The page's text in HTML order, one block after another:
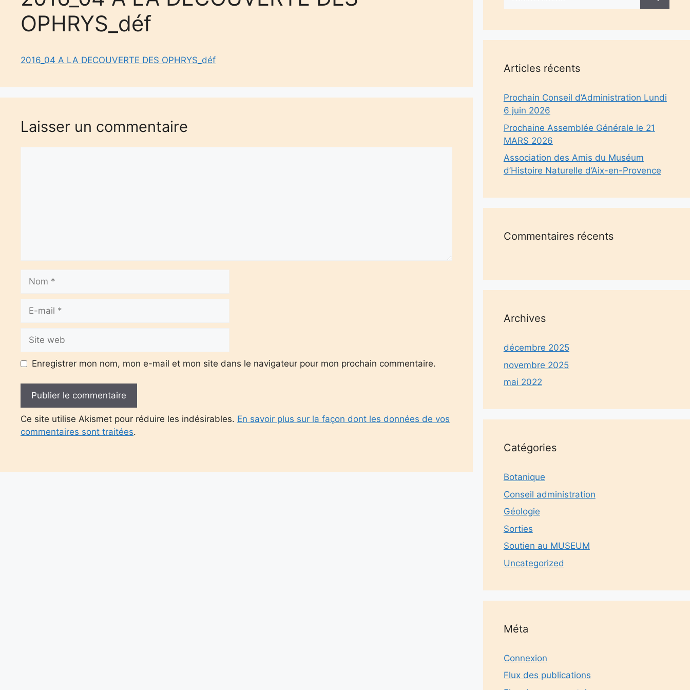
OPHRYS_déf
2016_04 A LA DECOUVERTE DES OPHRYS_déf
Laisser un commentaire
Nom
Site
web
Enregistrer mon nom, mon e-mail et mon site dans le navigateur pour mon prochain commentaire.
Ce site utilise Akismet pour réduire les indésirables. En savoir plus sur la façon dont les données de vos
commentaires sont traitées.
Articles récents
Prochain Conseil d’Administration Lundi
6 juin 2026
Prochaine Assemblée Générale le 21
MARS 2026
Association des Amis du Muséum
d’Histoire Naturelle d’Aix-en-Provence
Commentaires récents
Archives
décembre 2025
novembre 2025
mai 2022
Catégories
Botanique
Conseil administration
Géologie
Sorties
Soutien au MUSEUM
Uncategorized
Méta
Connexion
Flux des publications